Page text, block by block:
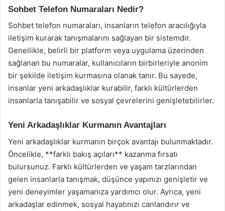
Sohbet Telefon Numaraları Nedir?
Sohbet telefon numaraları, insanların telefon aracılığıyla
iletişim kurarak tanışmalarını sağlayan bir sistemdir.
Genellikle, belirli bir platform veya uygulama üzerinden
sağlanan bu numaralar, kullanıcıların birbirleriyle anonim
bir şekilde iletişim kurmasına olanak tanır. Bu sayede,
insanlar yeni arkadaşlıklar kurabilir, farklı kültürlerden
insanlarla tanışabilir ve sosyal çevrelerini genişletebilirler.
Yeni Arkadaşlıklar Kurmanın Avantajları
Yeni arkadaşlıklar kurmanın birçok avantajı bulunmaktadır.
Öncelikle, **farklı bakış açıları** kazanma fırsatı
bulursunuz. Farklı kültürlerden ve yaşam tarzlarından
gelen insanlarla tanışmak, düşünce yapınızı genişletir ve
yeni deneyimler yaşamanıza yardımcı olur. Ayrıca, yeni
arkadaşlar edinmek, sosyal hayatınızı canlandırır ve